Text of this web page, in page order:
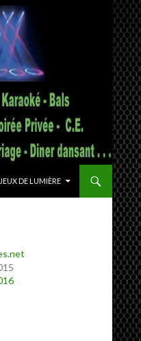
JEUX DE LUMIÈRE